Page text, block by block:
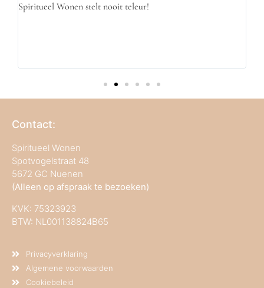
Spiritueel Wonen stelt nooit teleur!
Contact:
Spiritueel Wonen
Spotvogelstraat 48
5672 GC Nuenen
(Alleen op afspraak te bezoeken)
KVK: 75323923
BTW: NL001138824B65
Privacyverklaring
Algemene voorwaarden
Cookiebeleid